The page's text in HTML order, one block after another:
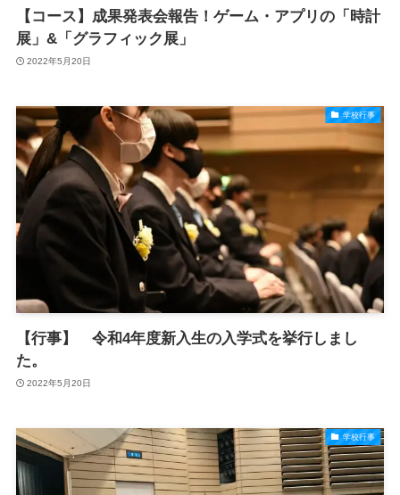
【コース】成果発表会報告！ゲーム・アプリの「時計
展」&「グラフィック展」
2022年5月20日
学校行事
【行事】 令和4年度新入生の入学式を挙行しまし
た。
2022年5月20日
学校行事